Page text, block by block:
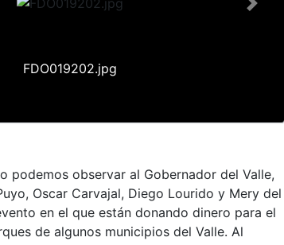
FDO019202.jpg
Next
podemos observar al Gobernador del Valle,
Oscar Carvajal, Diego Lourido y Mery del
en el que están donando dinero para el
de algunos municipios del Valle. Al